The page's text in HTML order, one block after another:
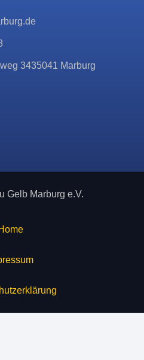
3435041 Marburg
Gelb Marburg e.V.